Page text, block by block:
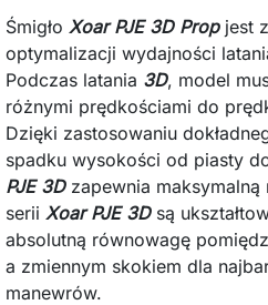
Śmigło Xoar PJE 3D Propjest
optymalizacji wydajności
Podczas latania 3D, model
różnymi prędkościami do
Dzięki zastosowaniu
spadku wysokości od piasty
PJE 3Dzapewnia maksymalną
serii Xoar PJE 3Dsą
absolutną równowagę
a zmiennym skokiem dla
manewrów.